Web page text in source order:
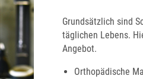
Grundsätzlich sind
täglichen Lebens.
Angebot.
Orthopädische